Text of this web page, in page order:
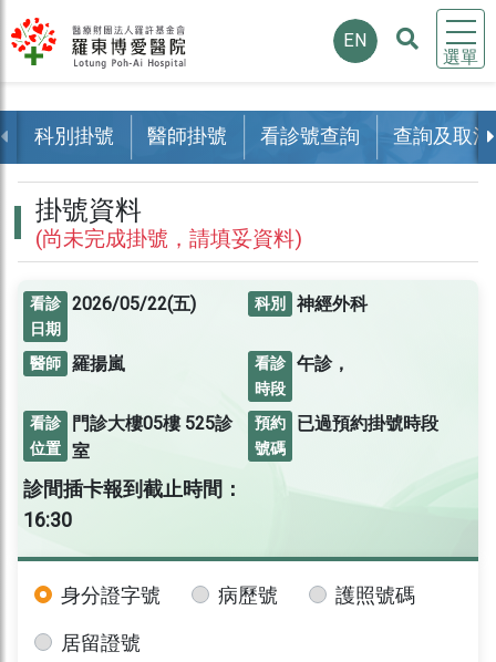
選單
EN
科別掛號 醫師掛號 看診號查詢 查詢及取消
掛號資料
(尚未完成掛號，請填妥資料)
看診
日期
2026/05/22(五) 科別 神經外科
醫師 羅揚嵐
看診
時段
午診，
看診
位置
門診大樓05樓 525診
室
預約
號碼
已過預約掛號時段
診間插卡報到截止時間：
16:30
身分證字號 病歷號
護照號碼
居留證號